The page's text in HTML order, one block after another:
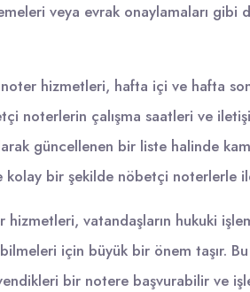
veya evrak onaylamaları gibi
hizmetleri, hafta içi ve hafta
noterlerin çalışma saatleri ve
güncellenen bir liste halinde
kolay bir şekilde nöbetçi noterlerle
vatandaşların hukuki
için büyük bir önem taşır.
bir notere başvurabilir ve